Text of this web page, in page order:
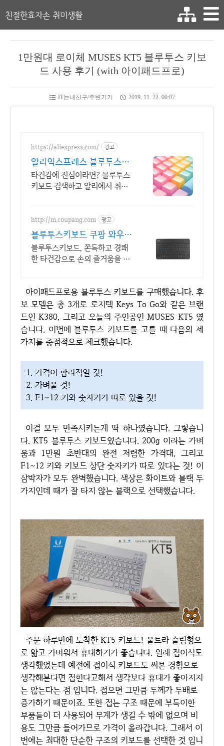
친절한효자손 취미생활
1만원대 로이체 MUSES KT5 블루투스 키보
드 사용 후기 (with 아이패드프로)
IT는내친구/주변기기 2019. 11. 22. 00:07
https://aliexpress.com/ 광고
알리익스프레스 블루투스키
보드 내 맘에 쏙드는 오늘의
특가
타건감에 진심이라면? 블루투스
키보드 검색하고 알리에서 취향
http://m.coupang.com 광고
블루투스키보드 쿠팡 와우회
원 30일 무료반품
블루투스키보드, 쫀득하고 경쾌
한 타건감으로 손의 즐거움을 느
아이패드프로용 블루투스 키보드를 구매했습니다. 후
보 모델은 총 3개로 로지텍 Keys To Go와 같은 브랜
드인 K380, 그리고 오늘의 주인공인 MUSES KT5 였
습니다. 이번에 블루투스 키보드를 고를 때 다음의 세
가지를 중점적으로 체크했습니다.
1. 가격이 합리적일 것!
2. 가벼울 것!
3. F1~12 키와 숫자키가 따로 있을 것!
이걸 모두 만족시키는게 딱 하나였습니다. 그렇습니
다. KT5 블루투스 키보드였습니다. 200g 이라는 가벼
움과 1만원 초반대의 완전 저렴한 가격대, 그리고
F1~12 키와 키보드 상단 숫자키가 따로 있다는 것! 이
삼박자가 모두 완벽했습니다. 색상은 화이트와 블랙 두
가지인데 때가 잘 타지 않는 블랙으로 선택했습니다.
주문 하루만에 도착한 KT5 키보드! 울트라 슬림형으
로 얇고 가벼워서 휴대하기가 좋습니다. 원래 접이식도
생각했었는데 예전에 접이식 키보드도 써본 경험으로
생각해본다면 접힌다고해서 생각보다 휴대가 좋아지지
는 않는다는 점 입니다. 접으면 그만큼 두께가 두배로
증가하기 때문이죠. 또한 접는 구조 때문에 부득이한
부품들이 더 사용되어 무게가 생길 수 밖에 없으며 비
용도 그만큼 들어가므로 가격이 올라갑니다. 그래서 이
번에는 최대한 단순한 구조의 키보드를 선택한 것 입니